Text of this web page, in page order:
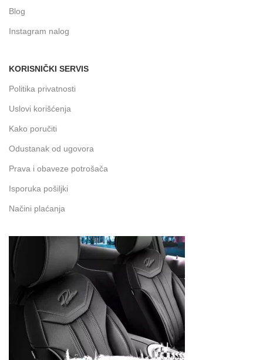
Blog
Instagram nalog
KORISNIČKI SERVIS
Politika privatnosti
Uslovi korišćenja
Kako poručiti
Odustanak od ugovora
Prava i obaveze potrošača
Isporuka pošiljki
Načini plaćanja